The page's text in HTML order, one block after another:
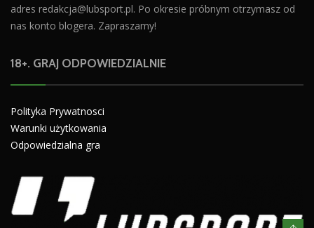
adres redakcja@lubsport.pl. Po okresie próbnym otrzymasz od
nas konto blogera. Zapraszamy!
18+. GRAJ ODPOWIEDZIALNIE
Polityka Prywatnosci
Warunki użytkowania
Odpowiedzialna gra